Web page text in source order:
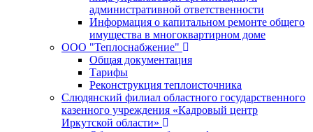
административной ответственности
Информация о капитальном ремонте общего
имущества в многоквартирном доме
ООО "Теплоснабжение"
Общая документация
Тарифы
Реконструкция теплоисточника
Слюдянский филиал областного государственного
казенного учреждения «Кадровый центр
Иркутской области»